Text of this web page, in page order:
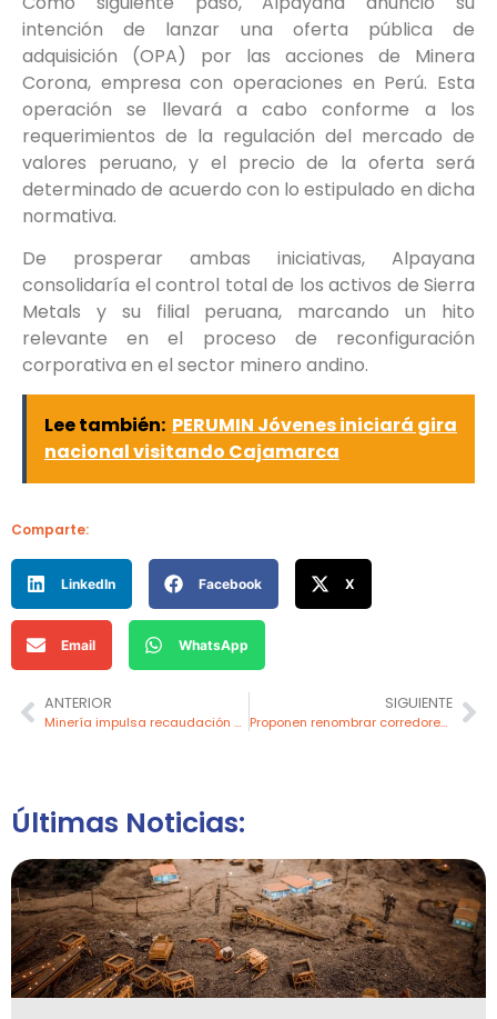
intención de lanzar una oferta pública de
adquisición (OPA) por las acciones de Minera
Corona, empresa con operaciones en Perú. Esta
operación se llevará a cabo conforme a los
requerimientos de la regulación del mercado de
valores peruano, y el precio de la oferta será
determinado de acuerdo con lo estipulado en dicha
normativa.
De prosperar ambas iniciativas, Alpayana
consolidaría el control total de los activos de Sierra
Metals y su filial peruana, marcando un hito
relevante en el proceso de reconfiguración
corporativa en el sector minero andino.
Lee también: PERUMIN Jóvenes iniciará gira
nacional visitando Cajamarca
Comparte:
LinkedIn Facebook X
Email WhatsApp
ANTERIOR
Minería impulsa recaudación en Perú, pero costos y minería ilegal frenan su potencial
SIGUIENTE
Proponen renombrar corredores mineros para impulsar el desarrollo regional sostenible
Últimas Noticias: